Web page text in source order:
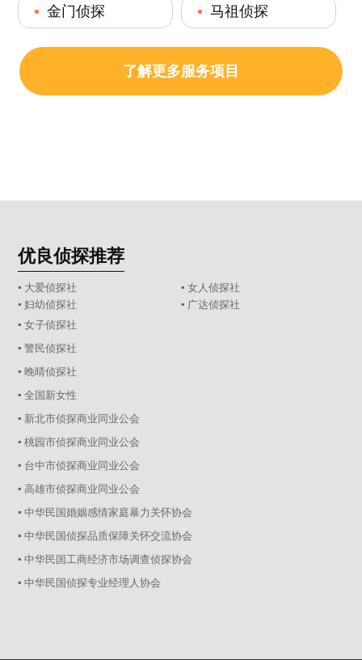
金门侦探 马祖侦探
了解更多服务项目
优良侦探推荐
▪ 大爱侦探社
▪ 女人侦探社
▪ 妇幼侦探社
▪ 广达侦探社
▪ 女子侦探社
▪ 警民侦探社
▪ 晚晴侦探社
▪ 全国新女性
▪ 新北市侦探商业同业公会
▪ 桃园市侦探商业同业公会
▪ 台中市侦探商业同业公会
▪ 高雄市侦探商业同业公会
▪ 中华民国婚姻感情家庭暴力关怀协会
▪ 中华民国侦探品质保障关怀交流协会
▪ 中华民国工商经济市场调查侦探协会
▪ 中华民国侦探专业经理人协会